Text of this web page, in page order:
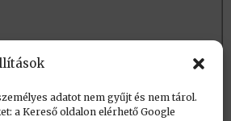
adatot nem gyűjt és nem tárol.
a Kereső oldalon elérhető Google